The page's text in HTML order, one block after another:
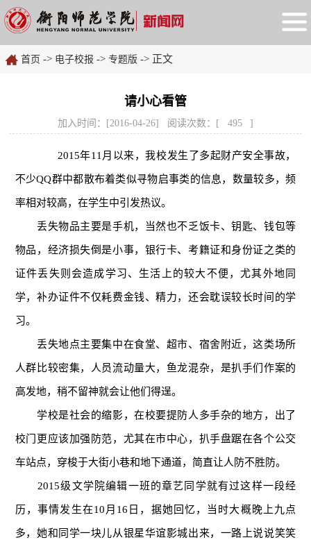
首页 -> 电子校报 -> 专题版 -> 正文
请小心看管
加入时间：[2016-04-26] 阅读次数：[ 495 ]
2015年11月以来，我校发生了多起财产安全事故，
不少QQ群中都散布着类似寻物启事类的信息，数量较多，频
率相对较高，在学生中引发热议。
丢失物品主要是手机，当然也不乏饭卡、钥匙、钱包等
物品，经济损失倒是小事，银行卡、考籍证和身份证之类的
证件丢失则会造成学习、生活上的较大不便，尤其外地同
学，补办证件不仅耗费金钱、精力，还会耽误较长时间的学
习。
丢失地点主要集中在食堂、超市、宿舍附近，这类场所
人群比较密集，人员流动量大，鱼龙混杂，是扒手们作案的
高发地，稍不留神就会让他们得逞。
学校是社会的缩影，在校要提防人多手杂的地方，出了
校门更应该加强防范，尤其在市中心，扒手盘踞在各个公交
车站点，穿梭于大街小巷和地下通道，简直让人防不胜防。
2015级文学院编辑一班的章艺同学就有过这样一段经
历，事情发生在10月16日，据她回忆，当时大概晚上九点
多，她和同学一块儿从银星华谊影城出来，一路上说说笑笑